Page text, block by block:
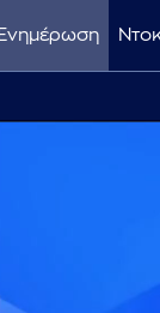
Ενημέρωση